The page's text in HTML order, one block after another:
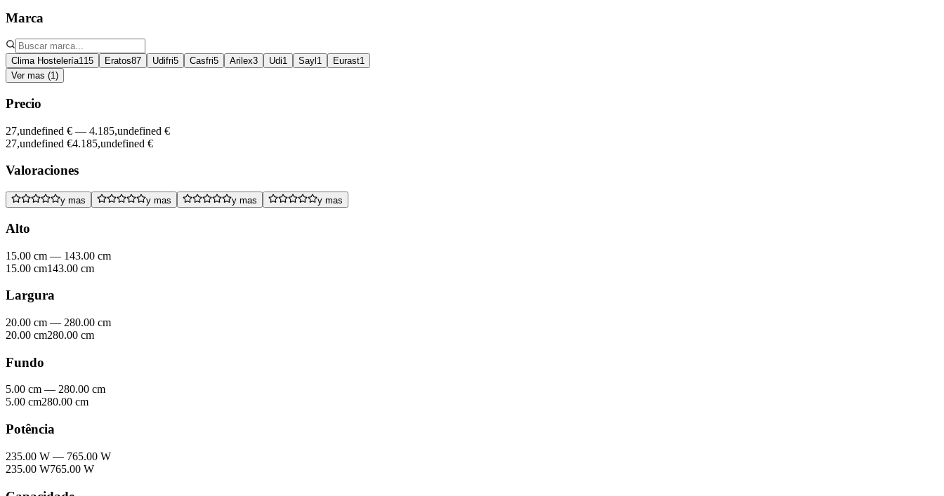
Marca
Clima Hostelería115 Eratos87 Udifri5 Casfri5 Arilex3 Udi1 Sayl 1 Eurast1
Ver mas (1)
Precio
27,undefined € — 4.185,undefined €
27,undefined €4.185,undefined €
Valoraciones
y mas y mas y mas y mas
Alto
15.00 cm — 143.00 cm
15.00 cm143.00 cm
Largura
20.00 cm — 280.00 cm
20.00 cm280.00 cm
Fundo
5.00 cm — 280.00 cm
5.00 cm280.00 cm
Potência
235.00 W — 765.00 W
235.00 W765.00 W